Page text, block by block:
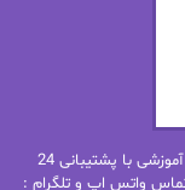
سایت اخودان مرجع کامل رمان و کتاب و فایل های آموزشی با پشتیبانی 24
واتس اپ و تلگرام :